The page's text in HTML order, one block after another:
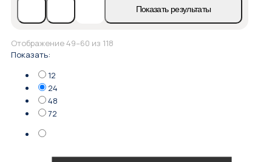
Показать результаты
Отображение 49–60 из 118
Показать:
12
24
48
72